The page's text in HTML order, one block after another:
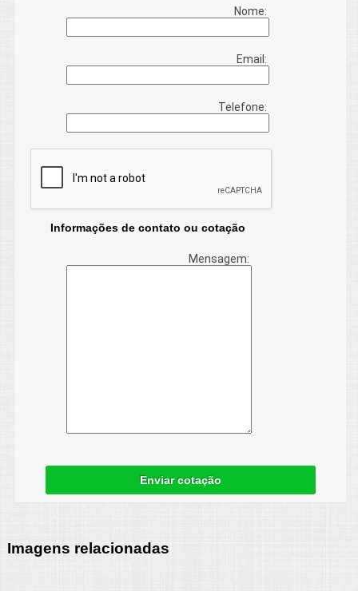
Nome:
Email:
Telefone:
Informações de contato ou cotação
Mensagem:
Enviar cotação
Imagens relacionadas